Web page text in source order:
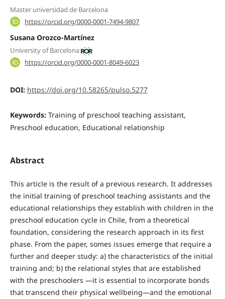
Master universidad de Barcelona
https://orcid.org/0000-0001-7494-9807
Susana Orozco-Martínez
University of Barcelona
https://orcid.org/0000-0001-8049-6023
DOI: https://doi.org/10.58265/pulso.5277
Keywords: Training of preschool teaching assistant,
Preschool education, Educational relationship
Abstract
This article is the result of a previous research. It addresses
the initial training of preschool teaching assistants and the
educational relationships they establish with children in the
preschool education cycle in Chile, from a theoretical
foundation, considering the research approach in its first
phase. From the paper, somes issues emerge that require a
further and deeper study: a) the characteristics of the initial
training and; b) the relational styles that are established
with the preschoolers —it is essential to incorporate bonds
that transcend their physical wellbeing—and the emotional